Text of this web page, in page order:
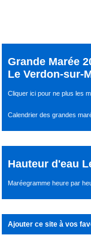
Grande Marée
Le Verdon-sur-
Cliquer ici pour ne plus les
Calendrier des grandes
Hauteur d'eau
Maréegramme heure par
Ajouter ce site à vos